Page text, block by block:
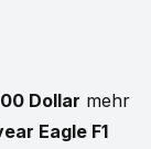
Dollar mehr
Eagle F1